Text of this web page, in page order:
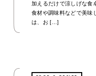
加えるだけで涼しげな食
食材や調味料などで美味
は、お […]